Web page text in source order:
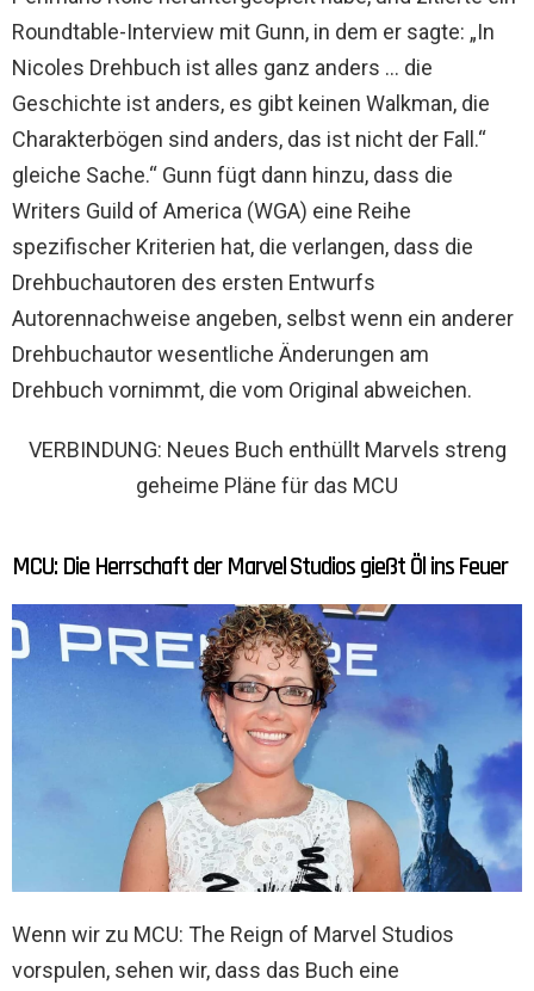
Roundtable-Interview mit Gunn, in dem er sagte: „In
Nicoles Drehbuch ist alles ganz anders … die
Geschichte ist anders, es gibt keinen Walkman, die
Charakterbögen sind anders, das ist nicht der Fall.“
gleiche Sache.“ Gunn fügt dann hinzu, dass die
Writers Guild of America (WGA) eine Reihe
spezifischer Kriterien hat, die verlangen, dass die
Drehbuchautoren des ersten Entwurfs
Autorennachweise angeben, selbst wenn ein anderer
Drehbuchautor wesentliche Änderungen am
Drehbuch vornimmt, die vom Original abweichen.
VERBINDUNG: Neues Buch enthüllt Marvels streng
geheime Pläne für das MCU
MCU: Die Herrschaft der Marvel Studios gießt Öl ins Feuer
Wenn wir zu MCU: The Reign of Marvel Studios
vorspulen, sehen wir, dass das Buch eine